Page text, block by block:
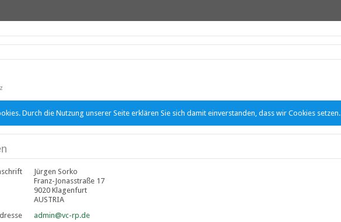
Durch die Nutzung unserer Seite erklären Sie sich damit einverstanden, dass wir Cookies setzen.
Jürgen Sorko
Franz-Jonasstraße 17
9020 Klagenfurt
AUSTRIA
admin@vc-rp.de